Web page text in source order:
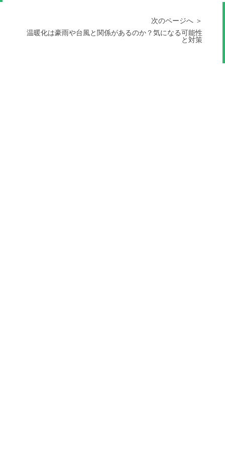
次のページへ ＞
温暖化は豪雨や台風と関係があるのか？気になる可能性
と対策